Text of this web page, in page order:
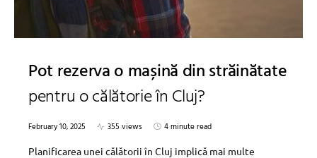
Pot rezerva o mașină din străinătate
pentru o călătorie în Cluj?
February 10, 2025 355 views
4 minute read
Planificarea unei călătorii în Cluj implică mai multe